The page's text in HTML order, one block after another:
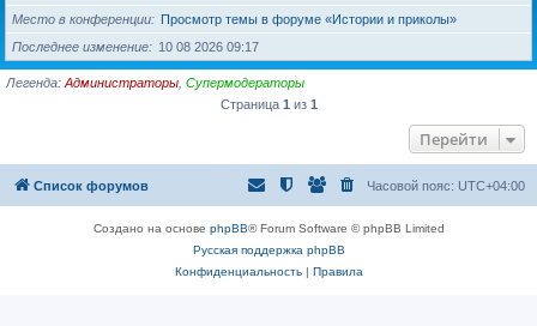
Место в конференции
Просмотр темы в форуме «Истории и приколы»
Последнее изменение
10 08 2026 09:17
Легенда: Администраторы Супермодераторы
Страница 1 из 1
Перейти
Список форумов Часовой пояс: UTC+04:00
Создано на основе phpBB® Forum Software © phpBB Limited
Русская поддержка phpBB
Конфиденциальность| Правила